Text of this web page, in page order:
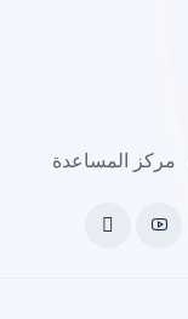
مركز المساعدة